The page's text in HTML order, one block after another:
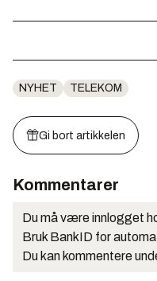
NYHET TELEKOM
Gi bort artikkelen
Kommentarer
Du må være innlogget
Bruk BankID for
Du kan kommentere